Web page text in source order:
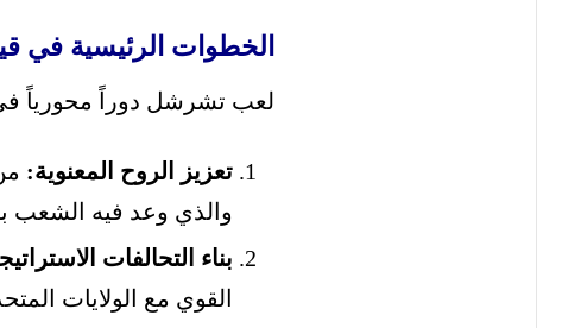
الخطوات الرئيسية في
لعب تشرشل دوراً محورياً
تعزيز الروح المعنوية:
والذي وعد فيه الشعب
بناء التحالفات
القوي مع الولايات